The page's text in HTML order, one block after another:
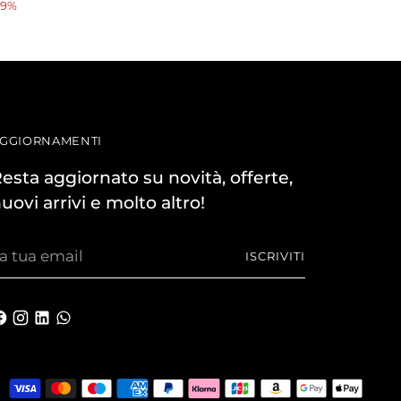
aggiornato su novità, offerte,
arrivi e molto altro!
ISCRIVITI